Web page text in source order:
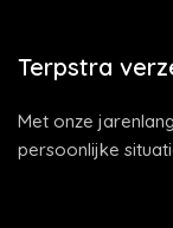
Terpstra
Met onze
persoonlijke